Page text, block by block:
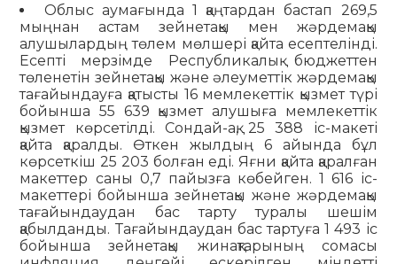
Облыс аумағында 1 қаңтардан бастап 269,5
мыңнан астам зейнетақы мен жәрдемақы
алушылардың төлем мөлшері қайта есептелінді.
Есепті мерзімде Республикалық бюджеттен
төленетін зейнетақы және әлеуметтік жәрдемақы
тағайындауға қатысты 16 мемлекеттік қызмет түрі
бойынша 55 639 қызмет алушыға мемлекеттік
қызмет көрсетілді. Сондай-ақ, 25 388 іс-макеті
қайта қаралды. Өткен жылдың 6 айында бұл
көрсеткіш 25 203 болған еді. Яғни қайта қаралған
макеттер саны 0,7 пайызға көбейген. 1 616 іс-
макеттері бойынша зейнетақы және жәрдемақы
тағайындаудан бас тарту туралы шешім
қабылданды. Тағайындаудан бас тартуға 1 493 іс
бойынша зейнетақы жинақтарының сомасы